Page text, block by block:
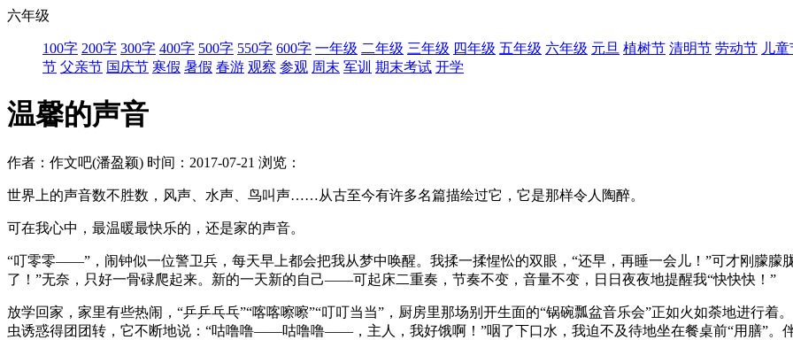
六年级
100字 200字 300字 400字 500字 550字 600字 一年级 二年级 三年级 四年级 五年级 六年级 元旦 植树节 清明节 劳动节 儿
节 父亲节 国庆节 寒假 暑假 春游 观察 参观 周末 军训 期末考试 开学
温馨的声音
作者：作文吧(潘盈颖) 时间：2017-07-21 浏览：
世界上的声音数不胜数，风声、水声、鸟叫声……从古至今有许多名篇描绘过它，它是那样令人陶醉。
可在我心中，最温暖最快乐的，还是家的声音。
“叮零零——”，闹钟似一位警卫兵，每天早上都会把我从梦中唤醒。我揉一揉惺忪的双眼，“还早，再睡一会儿！”可才刚朦朦
了！”无奈，只好一骨碌爬起来。新的一天新的自己——可起床二重奏，节奏不变，音量不变，日日夜夜地提醒我“快快快！”
放学回家，家里有些热闹，“乒乒乓乓”“喀喀嚓嚓”“叮叮当当”，厨房里那场别开生面的“锅碗瓢盆音乐会”正如火如荼地进行
虫诱惑得团团转，它不断地说：“咕噜噜——咕噜噜——，主人，我好饿啊！”咽了下口水，我迫不及待地坐在餐桌前“用膳”。